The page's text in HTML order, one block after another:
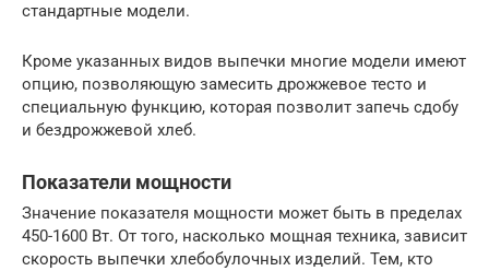
стандартные модели.
Кроме указанных видов выпечки многие модели имеют
опцию, позволяющую замесить дрожжевое тесто и
специальную функцию, которая позволит запечь сдобу
и бездрожжевой хлеб.
Показатели мощности
Значение показателя мощности может быть в пределах
450-1600 Вт. От того, насколько мощная техника, зависит
скорость выпечки хлебобулочных изделий. Тем, кто